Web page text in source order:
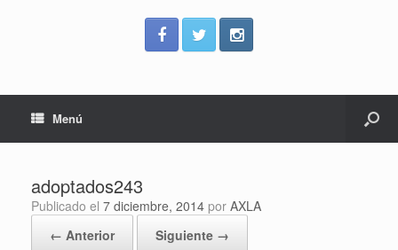
Menú
adoptados243
Publicado el 7 diciembre, 2014 por AXLA
← Anterior
Siguiente →